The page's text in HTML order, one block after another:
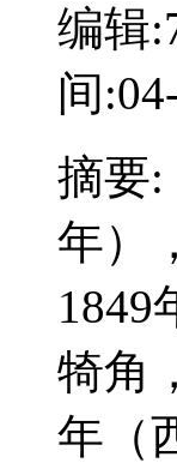
编辑
间
摘要
年）
1849
犄角
年（